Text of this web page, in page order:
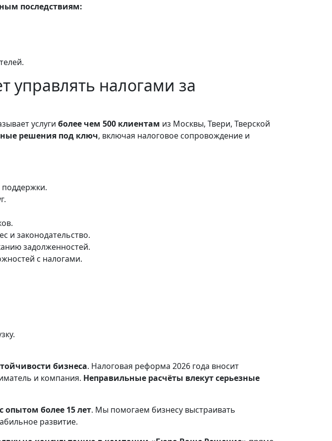
последствиям:
налогами за
услуги более чем 500 клиентам из Москвы, Твери, Тверской
решения под ключ, включая налоговое сопровождение и
и законодательство.
задолженностей.
с налогами.
бизнеса. Налоговая реформа 2026 года вносит
и компания. Неправильные расчёты влекут серьезные
более 15 лет. Мы помогаем бизнесу выстраивать
развитие.